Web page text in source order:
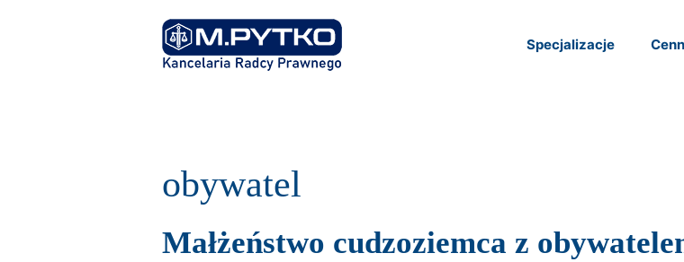
Specjalizacje
obywatel
Małżeństwo cudzoziemca z